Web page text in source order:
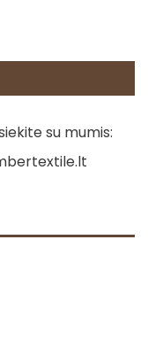
su mumis: